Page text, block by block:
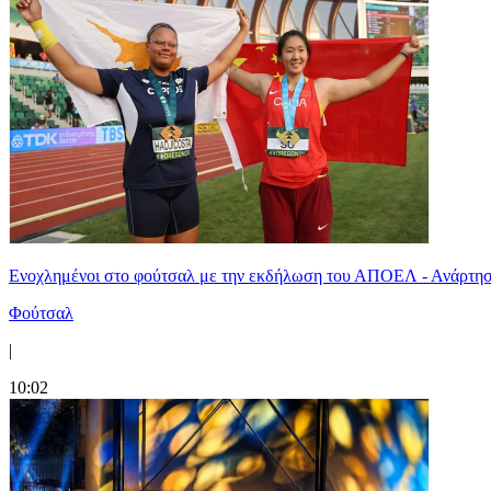
Ενοχλημένοι στο φούτσαλ με την εκδήλωση του ΑΠΟΕΛ -
Φούτσαλ
|
10:02